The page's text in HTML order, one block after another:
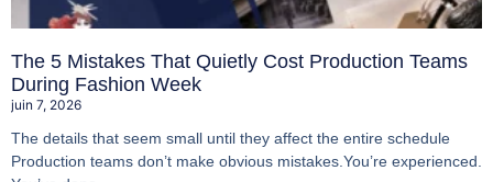
The 5 Mistakes That Quietly Cost Production Teams
During Fashion Week
juin 7, 2026
The details that seem small until they affect the entire schedule
Production teams don’t make obvious mistakes.You’re experienced.